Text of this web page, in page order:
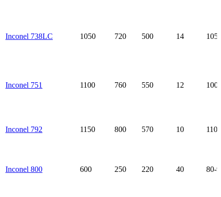
Inconel 738LC 1050 720 500 14
Inconel 751 1100 760 550 12
Inconel 792 1150 800 570 10
Inconel 800 600 250 220 40 80-